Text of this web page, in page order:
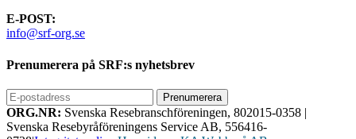
E-POST:
info@srf-org.se
Prenumerera på SRF:s nyhetsbrev
ORG.NR: Svenska Resebranschföreningen, 802015-0358 |
Svenska Resebyråföreningens Service AB, 556416-